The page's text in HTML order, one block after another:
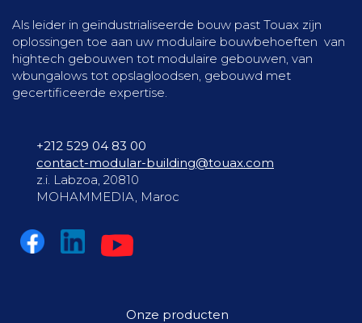
Als leider in geïndustrialiseerde bouw past Touax zijn
oplossingen toe aan uw modulaire bouwbehoeften van
hightech gebouwen tot modulaire gebouwen, van
wbungalows tot opslagloodsen, gebouwd met
gecertificeerde expertise.
+212 529 04 83 00
contact-modular-building@touax.com
z.i. Labzoa, 20810
MOHAMMEDIA, Maroc
Onze producten